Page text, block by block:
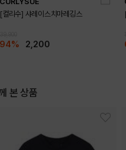
[컬리수] 샤레이스치마레깅스
94% 2,200
본 상품